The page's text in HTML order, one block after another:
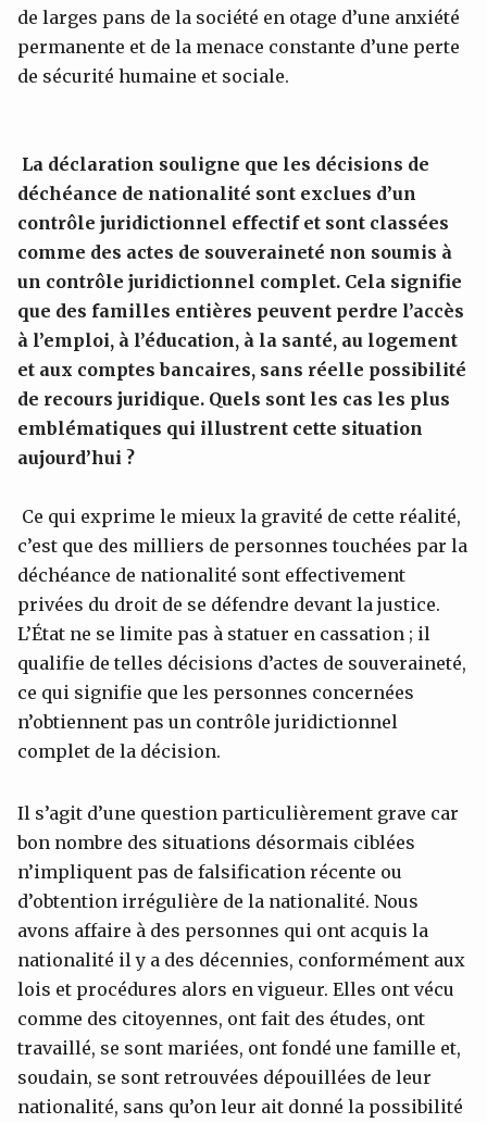
de larges pans de la société en otage d’une anxiété
permanente et de la menace constante d’une perte
de sécurité humaine et sociale.
La déclaration souligne que les décisions de
déchéance de nationalité sont exclues d’un
contrôle juridictionnel effectif et sont classées
comme des actes de souveraineté non soumis à
un contrôle juridictionnel complet. Cela signifie
que des familles entières peuvent perdre l’accès
à l’emploi, à l’éducation, à la santé, au logement
et aux comptes bancaires, sans réelle possibilité
de recours juridique. Quels sont les cas les plus
emblématiques qui illustrent cette situation
aujourd’hui ?
Ce qui exprime le mieux la gravité de cette réalité,
c’est que des milliers de personnes touchées par la
déchéance de nationalité sont effectivement
privées du droit de se défendre devant la justice.
L’État ne se limite pas à statuer en cassation ; il
qualifie de telles décisions d’actes de souveraineté,
ce qui signifie que les personnes concernées
n’obtiennent pas un contrôle juridictionnel
complet de la décision.
Il s’agit d’une question particulièrement grave car
bon nombre des situations désormais ciblées
n’impliquent pas de falsification récente ou
d’obtention irrégulière de la nationalité. Nous
avons affaire à des personnes qui ont acquis la
nationalité il y a des décennies, conformément aux
lois et procédures alors en vigueur. Elles ont vécu
comme des citoyennes, ont fait des études, ont
travaillé, se sont mariées, ont fondé une famille et,
soudain, se sont retrouvées dépouillées de leur
nationalité, sans qu’on leur ait donné la possibilité